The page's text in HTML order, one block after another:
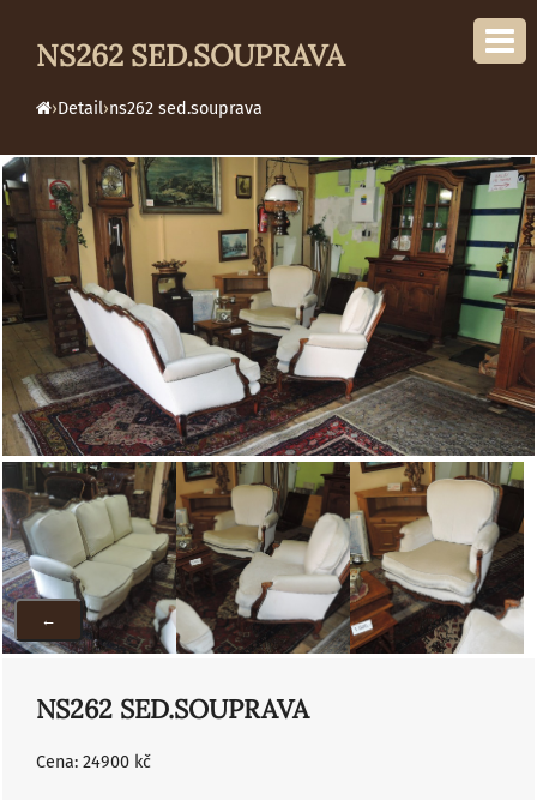
NS262 SED.SOUPRAVA
›Detail›ns262 sed.souprava
←
NS262 SED.SOUPRAVA
Cena: 24900 kč